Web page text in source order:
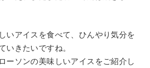
いアイスを食べて、ひんやり気分を
いきたいですね。
ーソンの美味しいアイスをご紹介し